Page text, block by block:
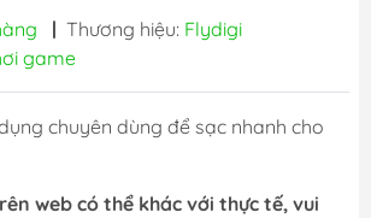
| Thương hiệu: Flydigi
game
chuyên dùng để sạc nhanh cho
web có thể khác với thực tế, vui